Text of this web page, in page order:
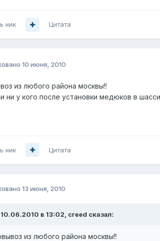
ник Цитата
10 июня, 2010
из любого района москвы!!
ни у кого после установки медюков в
ник Цитата
13 июня, 2010
в 13:02, creed сказал:
из любого района москвы!!